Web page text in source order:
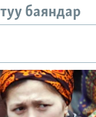
баяндар